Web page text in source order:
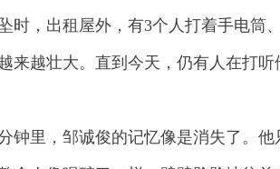
，出租屋外，有3个人打着手电筒、
越壮大。直到今天，仍有人在打听
里，邹诚俊的记忆像是消失了。他